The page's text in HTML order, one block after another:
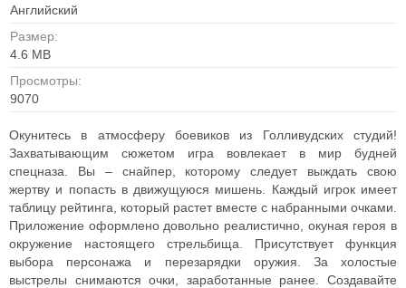
Английский
Размер:
4.6 MB
Просмотры:
9070
Окунитесь в атмосферу боевиков из Голливудских студий!
Захватывающим сюжетом игра вовлекает в мир будней
спецназа. Вы – снайпер, которому следует выждать свою
жертву и попасть в движущуюся мишень. Каждый игрок имеет
таблицу рейтинга, который растет вместе с набранными очками.
Приложение оформлено довольно реалистично, окуная героя в
окружение настоящего стрельбища. Присутствует функция
выбора персонажа и перезарядки оружия. За холостые
выстрелы снимаются очки, заработанные ранее. Создавайте